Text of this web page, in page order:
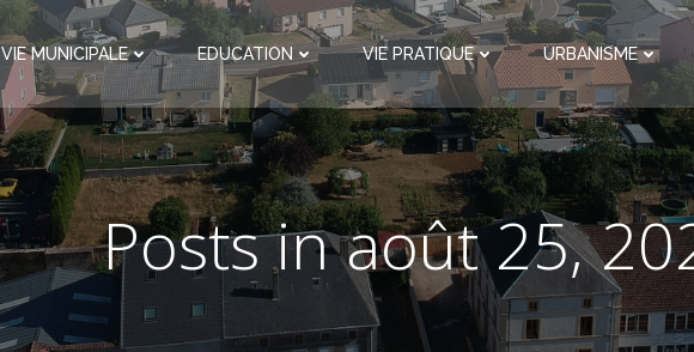
VIE MUNICIPALE EDUCATION VIE PRATIQUE URBANISME
Posts in août 25,